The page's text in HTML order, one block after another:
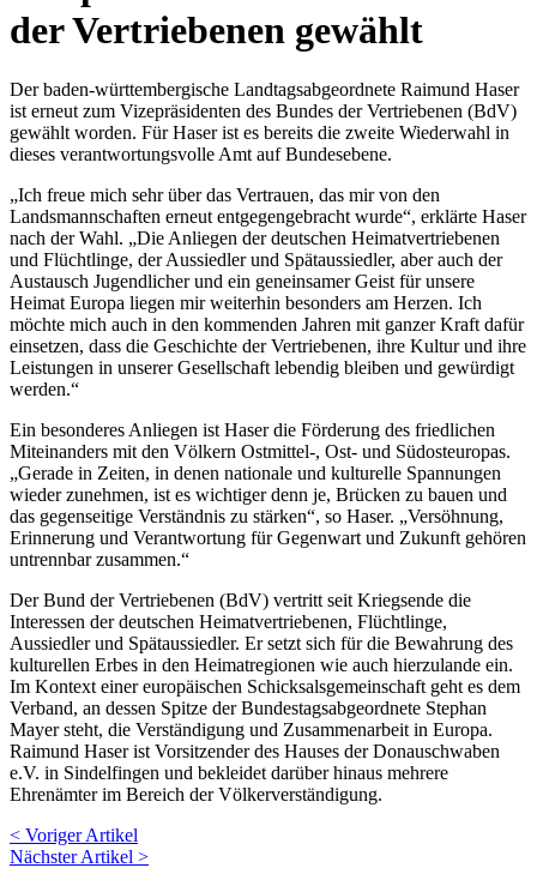
der Vertriebenen gewählt
Der baden-württembergische Landtagsabgeordnete Raimund Haser
ist erneut zum Vizepräsidenten des Bundes der Vertriebenen (BdV)
gewählt worden. Für Haser ist es bereits die zweite Wiederwahl in
dieses verantwortungsvolle Amt auf Bundesebene.
„Ich freue mich sehr über das Vertrauen, das mir von den
Landsmannschaften erneut entgegengebracht wurde“, erklärte Haser
nach der Wahl. „Die Anliegen der deutschen Heimatvertriebenen
und Flüchtlinge, der Aussiedler und Spätaussiedler, aber auch der
Austausch Jugendlicher und ein geneinsamer Geist für unsere
Heimat Europa liegen mir weiterhin besonders am Herzen. Ich
möchte mich auch in den kommenden Jahren mit ganzer Kraft dafür
einsetzen, dass die Geschichte der Vertriebenen, ihre Kultur und ihre
Leistungen in unserer Gesellschaft lebendig bleiben und gewürdigt
werden.“
Ein besonderes Anliegen ist Haser die Förderung des friedlichen
Miteinanders mit den Völkern Ostmittel-, Ost- und Südosteuropas.
„Gerade in Zeiten, in denen nationale und kulturelle Spannungen
wieder zunehmen, ist es wichtiger denn je, Brücken zu bauen und
das gegenseitige Verständnis zu stärken“, so Haser. „Versöhnung,
Erinnerung und Verantwortung für Gegenwart und Zukunft gehören
untrennbar zusammen.“
Der Bund der Vertriebenen (BdV) vertritt seit Kriegsende die
Interessen der deutschen Heimatvertriebenen, Flüchtlinge,
Aussiedler und Spätaussiedler. Er setzt sich für die Bewahrung des
kulturellen Erbes in den Heimatregionen wie auch hierzulande ein.
Im Kontext einer europäischen Schicksalsgemeinschaft geht es dem
Verband, an dessen Spitze der Bundestagsabgeordnete Stephan
Mayer steht, die Verständigung und Zusammenarbeit in Europa.
Raimund Haser ist Vorsitzender des Hauses der Donauschwaben
e.V. in Sindelfingen und bekleidet darüber hinaus mehrere
Ehrenämter im Bereich der Völkerverständigung.
< Voriger Artikel
Nächster Artikel >